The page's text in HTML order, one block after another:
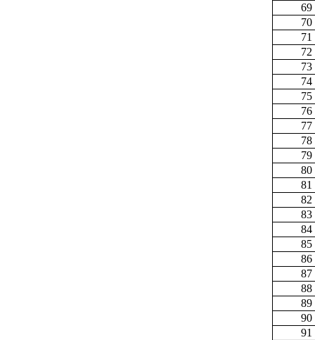
69
70
71
72
73
74
75
76
77
78
79
80
81
82
83
84
85
86
87
88
89
90
91